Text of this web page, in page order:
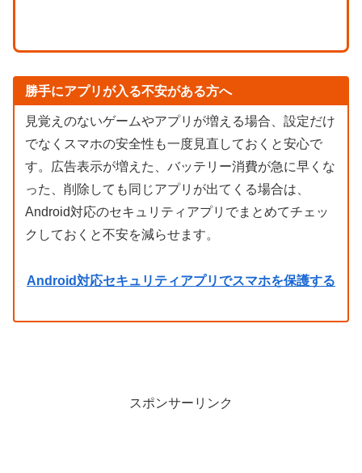
勝手にアプリが入る不安がある方へ
見覚えのないゲームやアプリが増える場合、設定だけ
でなくスマホの安全性も一度見直しておくと安心で
す。広告表示が増えた、バッテリー消費が急に早くな
った、削除しても同じアプリが出てくる場合は、
Android対応のセキュリティアプリでまとめてチェッ
クしておくと不安を減らせます。
Android対応セキュリティアプリでスマホを保護する
スポンサーリンク